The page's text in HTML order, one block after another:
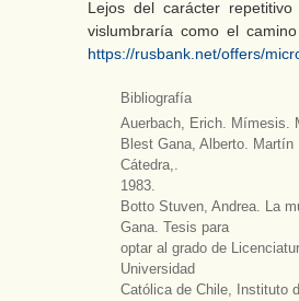
Lejos del carácter
vislumbraría como el
https://rusbank.net/offers/
Bibliografía
Auerbach, Erich. Mímesis.
Blest Gana, Alberto.
Cátedra,.
1983.
Botto Stuven, Andrea. La
Gana. Tesis para
optar al grado de
Universidad
Católica de Chile, Instituto